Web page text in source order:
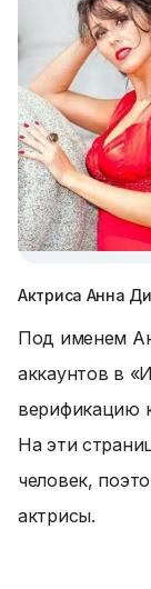
Актриса Анна
Под именем
аккаунтов в
верификацию
На эти
человек,
актрисы.